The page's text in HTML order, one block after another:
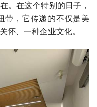
。在这个特别的日子，
带，它传递的不仅是美
怀、一种企业文化。